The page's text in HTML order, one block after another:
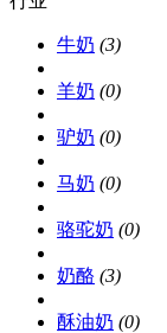
牛奶 (3)
羊奶 (0)
驴奶 (0)
马奶 (0)
骆驼奶 (0)
奶酪 (3)
酥油奶 (0)